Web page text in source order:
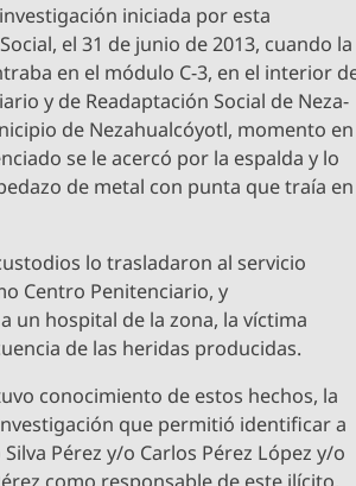
iniciada por esta
el 31 de junio de 2013, cuando la
en el módulo C-3, en el interior
y de Readaptación Social de Neza-
de Nezahualcóyotl, momento en
se le acercó por la espalda y lo
de metal con punta que traía en
lo trasladaron al servicio
Centro Penitenciario, y
un hospital de la zona, la víctima
de las heridas producidas.
conocimiento de estos hechos, la
que permitió identificar a
Pérez y/o Carlos Pérez López y/o